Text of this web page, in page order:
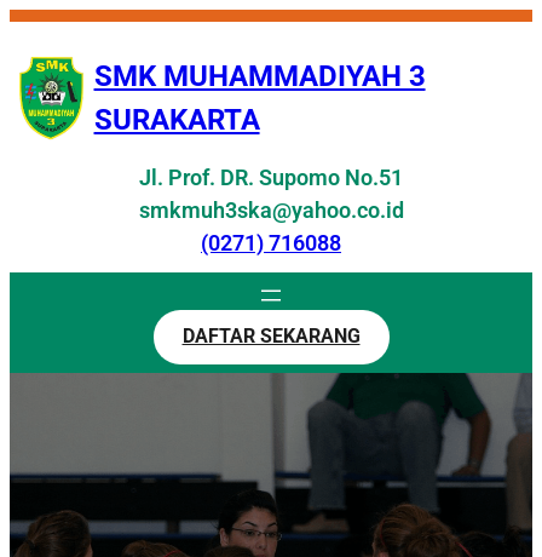
Skip
content
SMK MUHAMMADIYAH 3
SURAKARTA
Jl. Prof. DR. Supomo No.51
smkmuh3ska@yahoo.co.id
(0271) 716088
DAFTAR SEKARANG